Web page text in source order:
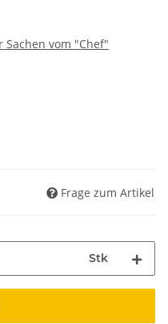
vom "Chef"
Frage zum Artikel
Stk